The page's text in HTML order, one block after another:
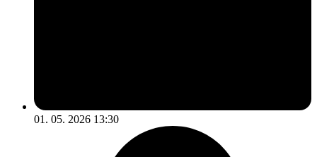
01. 05. 2026 13:30